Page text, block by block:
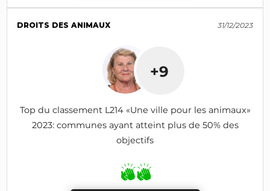
DROITS DES ANIMAUX 31/12/2023
+9
Top du classement L214 «Une ville pour les animaux»
2023: communes ayant atteint plus de 50% des
objectifs